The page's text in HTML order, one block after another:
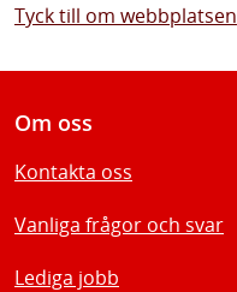
Tyck till om webbplatsen
Om oss
Kontakta oss
Vanliga frågor och svar
Lediga jobb